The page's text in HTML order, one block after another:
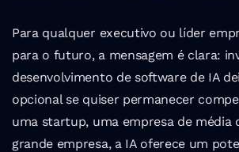
Para qualquer executivo ou líder
para o futuro, a mensagem é clara:
desenvolvimento de software de IA
opcional se quiser permanecer
uma startup, uma empresa de média
grande empresa, a IA oferece um